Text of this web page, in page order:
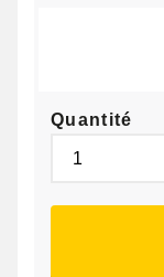
Quantité